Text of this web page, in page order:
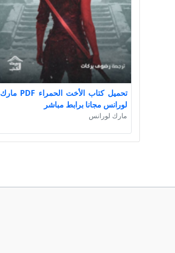
تحميل كتاب الأخت الحمراء PDF مارك
لورانس مجانا برابط مباشر
مارك لورانس